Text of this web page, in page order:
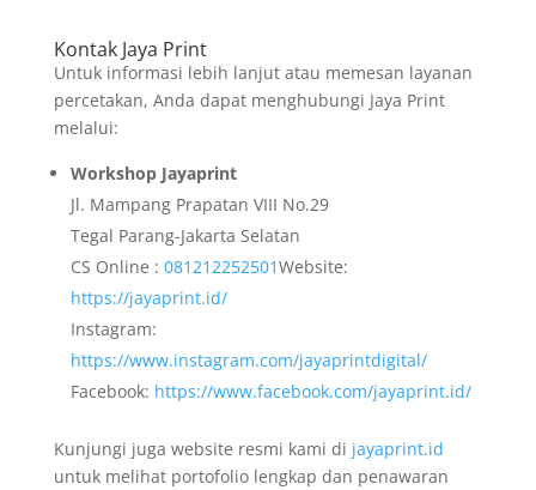
Kontak Jaya Print
Untuk informasi lebih lanjut atau memesan layanan
percetakan, Anda dapat menghubungi Jaya Print
melalui:
Workshop Jayaprint
Jl. Mampang Prapatan VIII No.29
Tegal Parang-Jakarta Selatan
CS Online : 081212252501Website:
https://jayaprint.id/
Instagram:
https://www.instagram.com/jayaprintdigital/
Facebook: https://www.facebook.com/jayaprint.id/
Kunjungi juga website resmi kami di jayaprint.id
untuk melihat portofolio lengkap dan penawaran